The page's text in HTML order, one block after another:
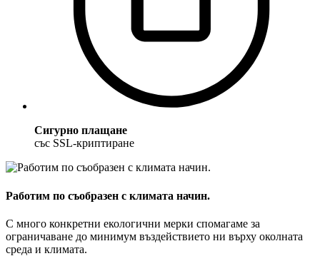
Сигурно плащане
със SSL-криптиране
Работим по съобразен с климата начин.
С много конкретни екологични мерки спомагаме за
ограничаване до минимум въздействието ни върху околната
среда и климата.